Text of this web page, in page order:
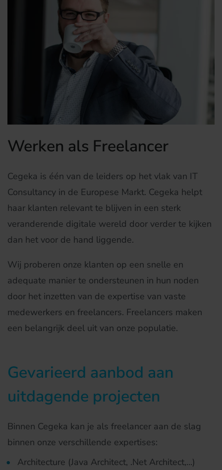
Werken als Freelancer
Cegeka is één van de leiders op het vlak van IT
Consultancy in de Europese Markt. Cegeka helpt
haar klanten relevant te blijven in een sterk
veranderende digitale wereld door verder te kijken
dan het voor de hand liggende.
Wij proberen onze klanten op een snelle en
adequate manier te ondersteunen in hun noden
door het inzetten van de expertise van vaste
medewerkers en freelancers. Freelancers maken
een belangrijk deel uit van onze populatie.
Gevarieerd aanbod aan
uitdagende projecten
Binnen Cegeka kan je als freelancer aan de slag
binnen onze verschillende expertises:
Architecture (Java Architect, .Net Architect,...)